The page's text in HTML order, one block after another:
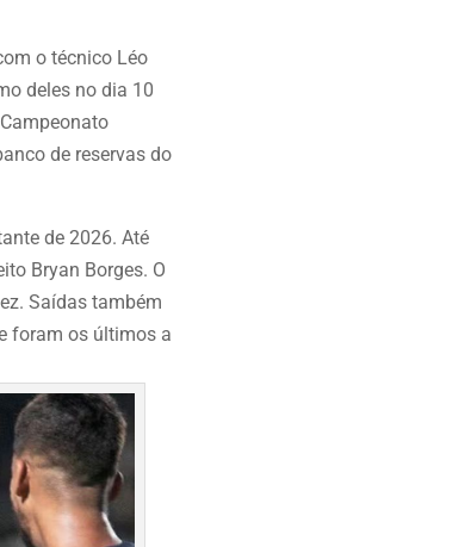
o técnico Léo
deles no dia 10
de reservas do
de 2026. Até
Bryan Borges. O
Saídas também
foram os últimos a